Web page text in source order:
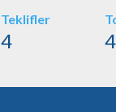
Teklifler
4